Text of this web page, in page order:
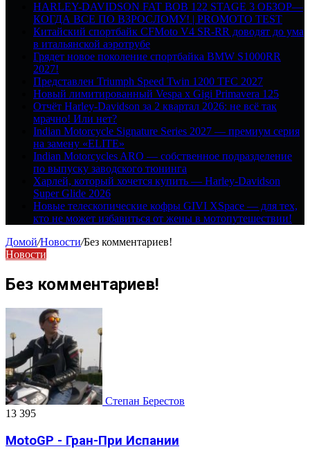
HARLEY-DAVIDSON FAT BOB 122 STAGE 3 ОБЗОР—
КОГДА ВСЕ ПО ВЗРОСЛОМУ! | PROMOTO TEST
Китайский спортбайк CFMoto V4 SR-RR доводят до ума
в итальянской аэротрубе
Грядет новое поколение спортбайка BMW S1000RR
2027!
Представлен Triumph Speed Twin 1200 TFC 2027
Новый лимитированный Vespa x Gigi Primavera 125
Отчёт Harley-Davidson за 2 квартал 2026: не всё так
мрачно! Или нет?
Indian Motorcycle Signature Series 2027 — премиум серия
на замену «ELITE»
Indian Motorcycles ARO — собственное подразделение
по выпуску заводского тюнинга
Харлей, который хочется купить — Harley-Davidson
Super Glide 2026
Новые телескопические кофры GIVI XSpace — для тех,
кто не может избавиться от жены в мотопутешествии!
Домой/Новости/Без комментариев!
Новости
Без комментариев!
Степан Берестов
13 395
MotoGP - Гран-При Испании